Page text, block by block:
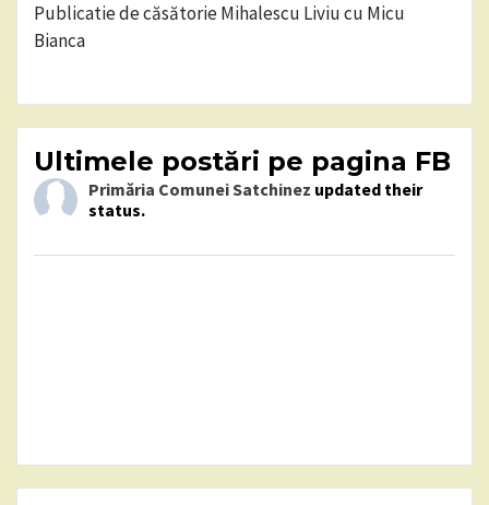
Publicatie de căsătorie Mihalescu Liviu cu Micu
Bianca
Ultimele postări pe pagina FB
Primăria Comunei Satchinez updated their
status.